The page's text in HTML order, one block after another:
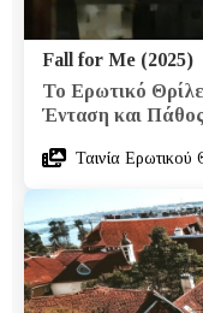
Fall for Me (2025)
Το Ερωτικό
Ένταση και Πάθος
Ταινία Ερωτικού